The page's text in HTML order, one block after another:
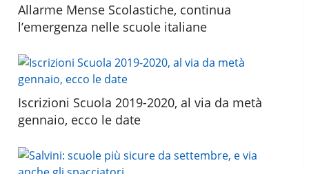
Allarme Mense Scolastiche, continua
l’emergenza nelle scuole italiane
Iscrizioni Scuola 2019-2020, al via da metà
gennaio, ecco le date